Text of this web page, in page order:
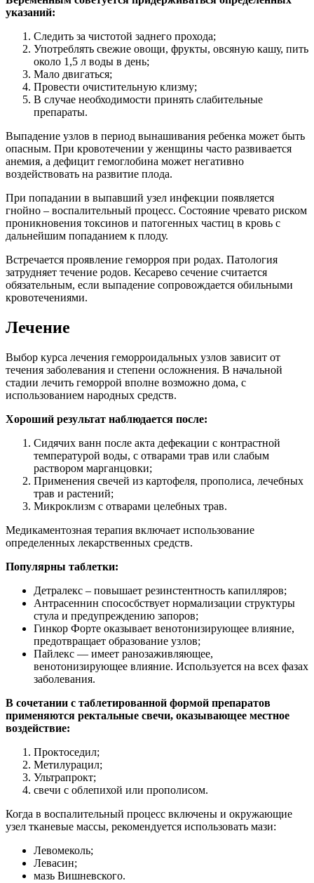
указаний:
Следить за чистотой заднего прохода;
Употреблять свежие овощи, фрукты, овсяную кашу, пить
около 1,5 л воды в день;
Мало двигаться;
Провести очистительную клизму;
В случае необходимости принять слабительные
препараты.
Выпадение узлов в период вынашивания ребенка может быть
опасным. При кровотечении у женщины часто развивается
анемия, а дефицит гемоглобина может негативно
воздействовать на развитие плода.
При попадании в выпавший узел инфекции появляется
гнойно – воспалительный процесс. Состояние чревато риском
проникновения токсинов и патогенных частиц в кровь с
дальнейшим попаданием к плоду.
Встречается проявление геморроя при родах. Патология
затрудняет течение родов. Кесарево сечение считается
обязательным, если выпадение сопровождается обильными
кровотечениями.
Лечение
Выбор курса лечения геморроидальных узлов зависит от
течения заболевания и степени осложнения. В начальной
стадии лечить геморрой вполне возможно дома, с
использованием народных средств.
Хороший результат наблюдается после:
Сидячих ванн после акта дефекации с контрастной
температурой воды, с отварами трав или слабым
раствором марганцовки;
Применения свечей из картофеля, прополиса, лечебных
трав и растений;
Микроклизм с отварами целебных трав.
Медикаментозная терапия включает использование
определенных лекарственных средств.
Популярны таблетки:
Детралекс – повышает резинстентность капилляров;
Антрасеннин спососбствует нормализации структуры
стула и предупреждению запоров;
Гинкор Форте оказывает венотонизирующее влияние,
предотвращает образование узлов;
Пайлекс — имеет ранозаживляющее,
венотонизирующее влияние. Используется на всех фазах
заболевания.
В сочетании с таблетированной формой препаратов
применяются ректальные свечи, оказывающее местное
воздействие:
Проктоседил;
Метилурацил;
Ультрапрокт;
свечи с облепихой или прополисом.
Когда в воспалительный процесс включены и окружающие
узел тканевые массы, рекомендуется использовать мази:
Левомеколь;
Левасин;
мазь Вишневского.